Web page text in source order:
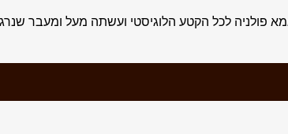
תודה לחנה’לה שדאגה לנו כאמא פולניה לכל הקטע הלוגיסטי